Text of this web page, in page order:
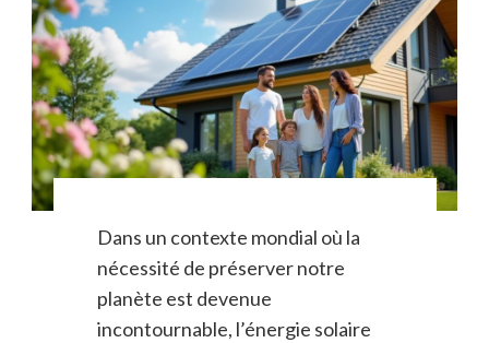
Dans un contexte mondial où la
nécessité de préserver notre
planète est devenue
incontournable, l’énergie solaire